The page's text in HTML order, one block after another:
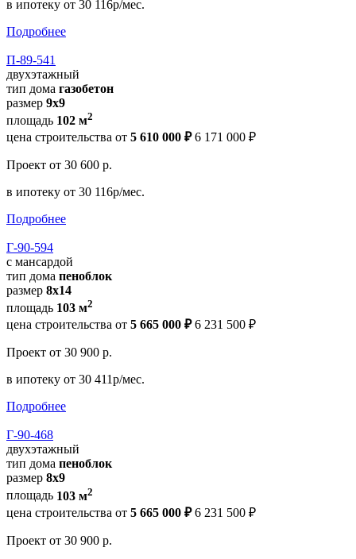
в ипотеку от 30 116р/мес.
Подробнее
П-89-541
двухэтажный
тип дома газобетон
размер 9х9
площадь 102 м2
цена строительства от 5 610 000 ₽ 6 171 000 ₽
Проект от 30 600 р.
в ипотеку от 30 116р/мес.
Подробнее
Г-90-594
с мансардой
тип дома пеноблок
размер 8х14
площадь 103 м2
цена строительства от 5 665 000 ₽ 6 231 500 ₽
Проект от 30 900 р.
в ипотеку от 30 411р/мес.
Подробнее
Г-90-468
двухэтажный
тип дома пеноблок
размер 8х9
площадь 103 м2
цена строительства от 5 665 000 ₽ 6 231 500 ₽
Проект от 30 900 р.